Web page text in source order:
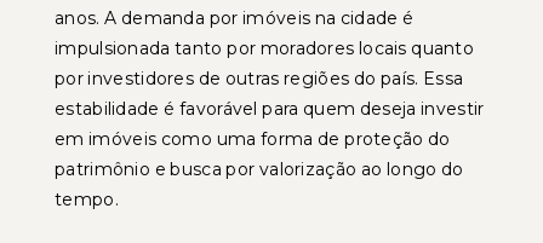
anos. A demanda por imóveis na cidade é
impulsionada tanto por moradores locais quanto
por investidores de outras regiões do país. Essa
estabilidade é favorável para quem deseja investir
em imóveis como uma forma de proteção do
patrimônio e busca por valorização ao longo do
tempo.